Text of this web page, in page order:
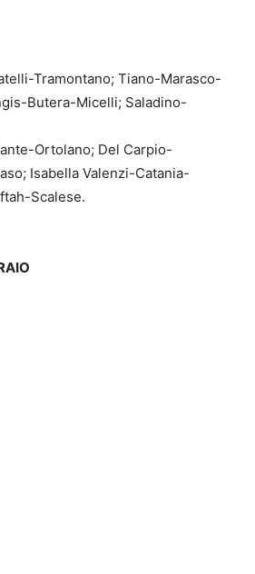
Tramontano; Tiano-Marasco-
Butera-Micelli; Saladino-
Ortolano; Del Carpio-
Isabella Valenzi-Catania-
Scalese.